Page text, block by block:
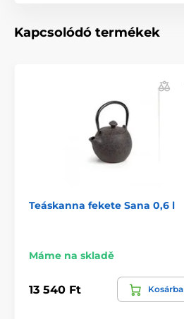
Kapcsolódó termékek
Teáskanna fekete Sana 0,6 l
Máme na skladě
13 540 Ft Kosárba